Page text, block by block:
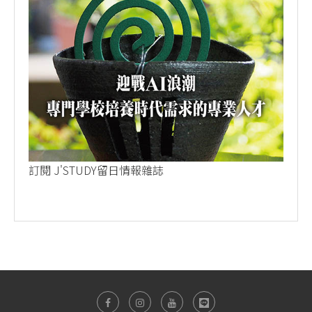
訂閱 J'STUDY留日情報雜誌